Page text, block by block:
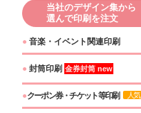
当社のデザイン集から
選んで印刷を注文
● 音楽・イベント関連印刷
● 封筒印刷 金券封筒 new
●クーポン券・チケット等印刷 人気